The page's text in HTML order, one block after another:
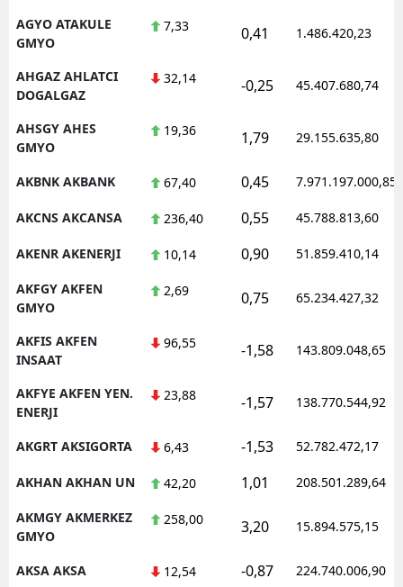
AGYO ATAKULE
GMYO
7,33 0,41 1.486.420,23
AHGAZ AHLATCI
DOGALGAZ
32,14 -0,25 45.407.680,74
AHSGY AHES
GMYO
19,36 1,79 29.155.635,80
AKBNK AKBANK 67,40 0,45 7.971.197.000,85
AKCNS AKCANSA 236,40 0,55 45.788.813,60
AKENR AKENERJI 10,14 0,90 51.859.410,14
AKFGY AKFEN
GMYO
2,69 0,75 65.234.427,32
AKFIS AKFEN
INSAAT
96,55 -1,58 143.809.048,65
AKFYE AKFEN YEN.
ENERJI
23,88 -1,57 138.770.544,92
AKGRT AKSIGORTA 6,43 -1,53 52.782.472,17
AKHAN AKHAN UN 42,20 1,01 208.501.289,64
AKMGY AKMERKEZ
GMYO
258,00 3,20 15.894.575,15
AKSA AKSA 12,54 -0,87 224.740.006,90